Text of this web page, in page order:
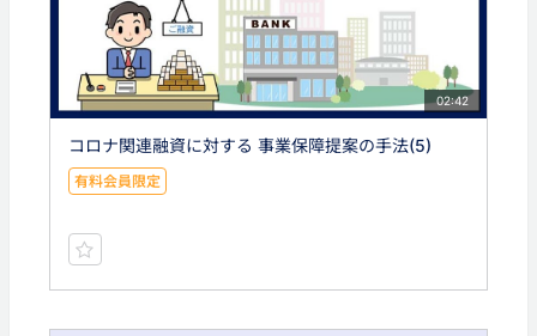
02:42
コロナ関連融資に対する 事業保障提案の手法(5)
有料会員限定